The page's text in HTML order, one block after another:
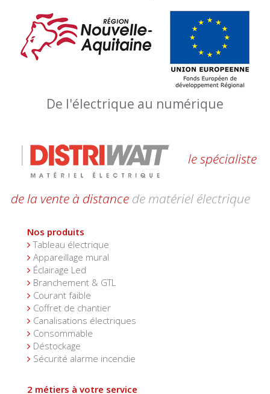
De l'électrique au numérique
le spécialiste
de la vente à distance de matériel électrique
Nos produits
Tableau électrique
Appareillage mural
Éclairage Led
Branchement & GTL
Courant faible
Coffret de chantier
Canalisations électriques
Consommable
Déstockage
Sécurité alarme incendie
2 métiers à votre service